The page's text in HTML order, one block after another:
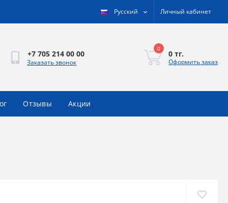
Русский Личный кабинет
+7 705 214 00 00
Заказать звонок
0
0 тг.
Оформить заказ
Отзывы Акции